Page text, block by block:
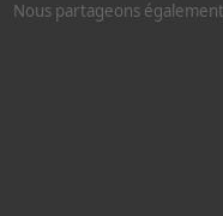
Nous partageons